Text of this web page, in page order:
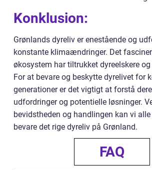
Konklusion:
Grønlands dyreliv er enestående og
konstante klimaændringer. Det
økosystem har tiltrukket dyreelskere
For at bevare og beskytte dyrelivet for
generationer er det vigtigt at forstå
udfordringer og potentielle løsninger.
bevidstheden og handlingen kan vi
bevare det rige dyreliv på Grønland.
FAQ